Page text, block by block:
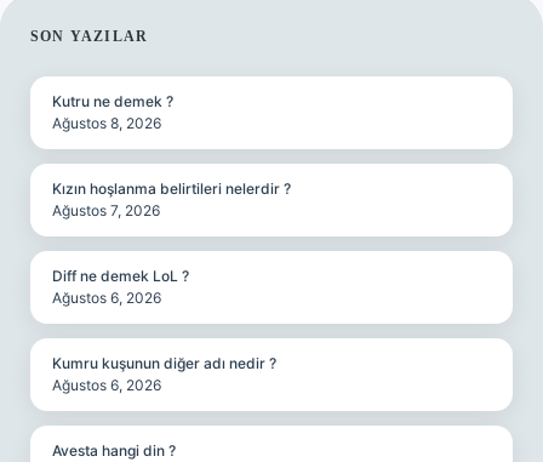
SIDEBAR
SON YAZILAR
Kutru ne demek ?
Ağustos 8, 2026
Kızın hoşlanma belirtileri nelerdir ?
Ağustos 7, 2026
Diff ne demek LoL ?
Ağustos 6, 2026
Kumru kuşunun diğer adı nedir ?
Ağustos 6, 2026
Avesta hangi din ?